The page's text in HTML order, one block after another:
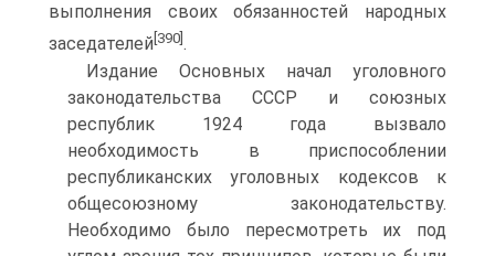
выполнения своих обязанностей народных
заседателей [390] .
Издание Основных начал уголовного
законодательства СССР и союзных
республик 1924 года вызвало
необходимость в приспособлении
республиканских уголовных кодексов к
общесоюзному законодательству.
Необходимо было пересмотреть их под